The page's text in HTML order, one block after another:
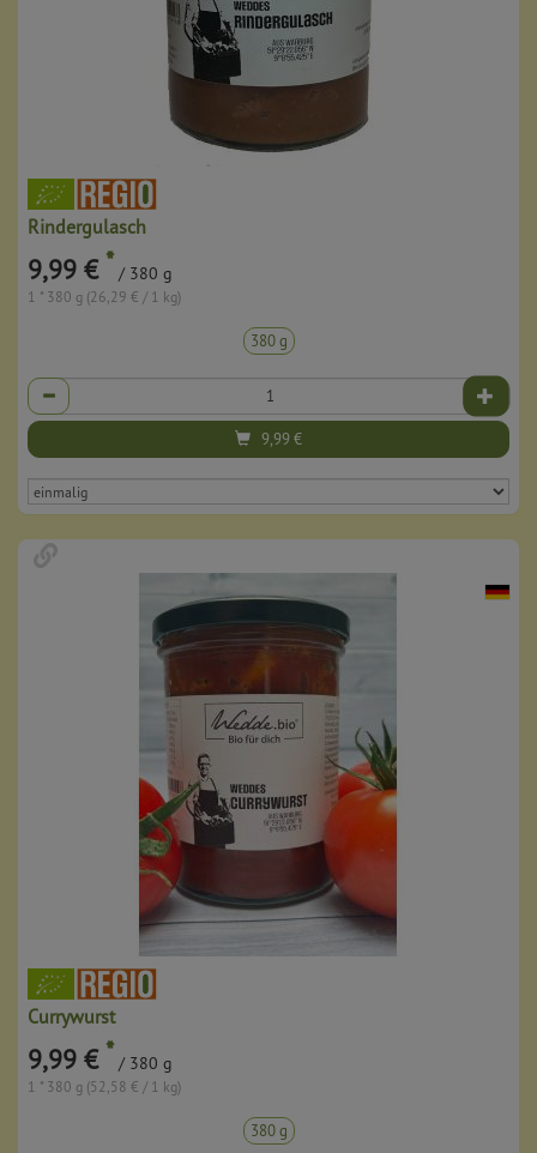
Rindergulasch
9,99 € * / 380 g
1 * 380 g (26,29 € / 1 kg)
380 g
Anzahl
9,99€
Currywurst
9,99 € * / 380 g
1 * 380 g (52,58 € / 1 kg)
380 g